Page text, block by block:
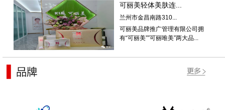
可丽美轻体美肤连...
兰州市金昌南路310...
可丽美品牌推广管理有限公司拥
有“可丽美””可丽唯美”两大品...